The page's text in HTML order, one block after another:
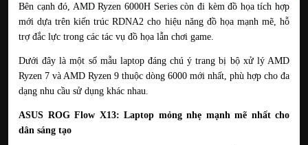
Bên cạnh đó, AMD Ryzen 6000H Series còn đi kèm đồ họa tích hợp
mới dựa trên kiến trúc RDNA2 cho hiệu năng đồ họa mạnh mẽ, hỗ
trợ đắc lực trong các tác vụ đồ họa lẫn chơi game.
Dưới đây là một số mẫu laptop đáng chú ý trang bị bộ xử lý AMD
Ryzen 7 và AMD Ryzen 9 thuộc dòng 6000 mới nhất, phù hợp cho đa
dạng nhu cầu sử dụng khác nhau.
ASUS ROG Flow X13: Laptop mỏng nhẹ mạnh mẽ nhất cho
dân sáng tạo